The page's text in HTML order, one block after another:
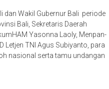
dan Wakil Gubernur Bali periode
Bali, Sekretaris Daerah
Yasonna Laoly, Menpan-
Letjen TNI Agus Subiyanto, para
nasional serta tamu undangan